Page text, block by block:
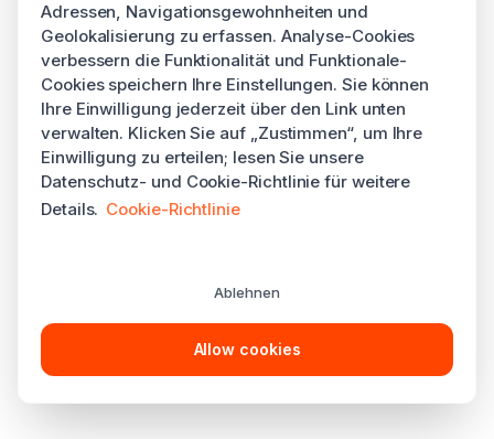
Adressen, Navigationsgewohnheiten und
Geolokalisierung zu erfassen. Analyse-Cookies
verbessern die Funktionalität und Funktionale-
Cookies speichern Ihre Einstellungen. Sie können
Ihre Einwilligung jederzeit über den Link unten
verwalten. Klicken Sie auf „Zustimmen“, um Ihre
Einwilligung zu erteilen; lesen Sie unsere
Datenschutz- und Cookie-Richtlinie für weitere
Details. Cookie-Richtlinie
Ablehnen
Allow cookies